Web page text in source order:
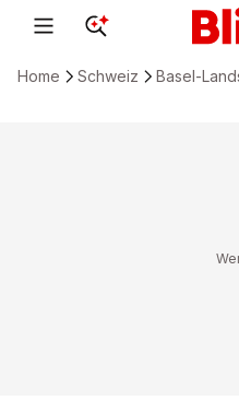
Home Schweiz Basel-